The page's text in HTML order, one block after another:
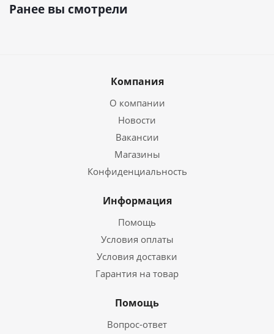
Ранее вы смотрели
Компания
О компании
Новости
Вакансии
Магазины
Конфиденциальность
Информация
Помощь
Условия оплаты
Условия доставки
Гарантия на товар
Помощь
Вопрос-ответ